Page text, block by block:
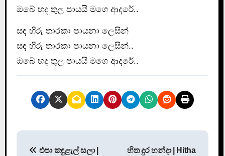
ඔබේ හද තුල පායයි මගෙ ආදරේ..
සඳ හිරු තාරකා පායනා ලෙසින්
සඳ හිරු තාරකා පායනා ලෙසින්..
ඔබේ හද තුල පායයි මගෙ ආදරේ..
එපා කඳුළැල් සලා |
හිත දුර හන්දා | Hitha